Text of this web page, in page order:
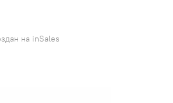
на inSales